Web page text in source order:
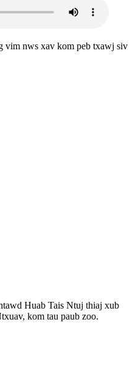
vim nws xav kom peb txawj siv
Huab Tais Ntuj thiaj xub
kom tau paub zoo.